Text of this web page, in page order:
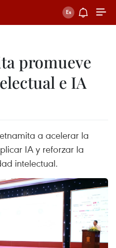
promueve
e IA
a acelerar la
IA y reforzar la
intelectual.